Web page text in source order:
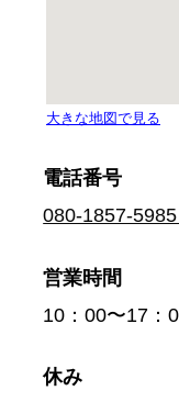
電話番号
080-1857-
営業時間
10：00〜17：
休み